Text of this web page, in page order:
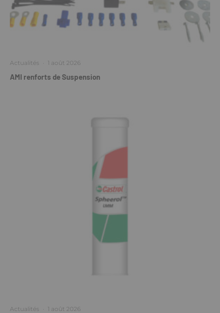
Actualités · 1 août 2026
AMI renforts de Suspension
Actualités · 1 août 2026